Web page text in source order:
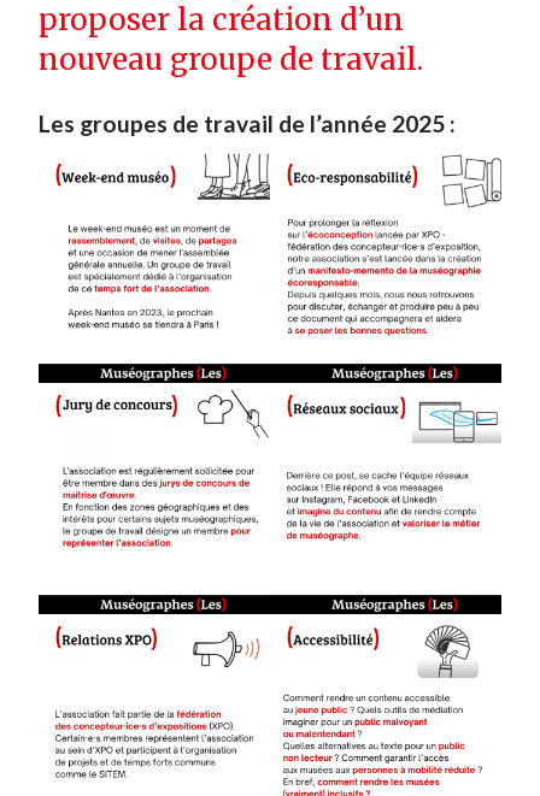
proposer la création d’un
nouveau groupe de travail.
Les groupes de travail de l’année 2025 :